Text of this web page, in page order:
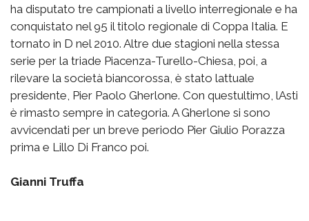
ha disputato tre campionati a livello interregionale e ha
conquistato nel 95 il titolo regionale di Coppa Italia. E
tornato in D nel 2010. Altre due stagioni nella stessa
serie per la triade Piacenza-Turello-Chiesa, poi, a
rilevare la società biancorossa, è stato lattuale
presidente, Pier Paolo Gherlone. Con questultimo, lAsti
è rimasto sempre in categoria. A Gherlone si sono
avvicendati per un breve periodo Pier Giulio Porazza
prima e Lillo Di Franco poi.
Gianni Truffa